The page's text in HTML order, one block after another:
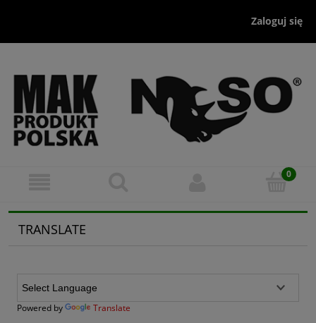
Zaloguj się
TRANSLATE
Powered by Translate